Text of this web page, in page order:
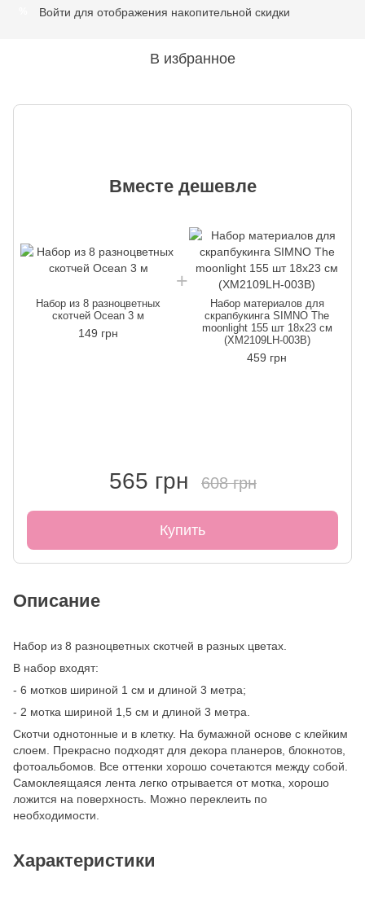
Войти для отображения накопительной скидки
В избранное
Вместе дешевле
Набор из 8 разноцветных
скотчей Ocean 3 м
149 грн
Набор материалов для
скрапбукинга SIMNO The
moonlight 155 шт 18x23 см
(XM2109LH-003B)
459 грн
565 грн 608 грн
Купить
Описание
Набор из 8 разноцветных скотчей в разных цветах.
В набор входят:
- 6 мотков шириной 1 см и длиной 3 метра;
- 2 мотка шириной 1,5 см и длиной 3 метра.
Скотчи однотонные и в клетку. На бумажной основе с клейким
слоем. Прекрасно подходят для декора планеров, блокнотов,
фотоальбомов. Все оттенки хорошо сочетаются между собой.
Самоклеящаяся лента легко отрывается от мотка, хорошо
ложится на поверхность. Можно переклеить по
необходимости.
Характеристики